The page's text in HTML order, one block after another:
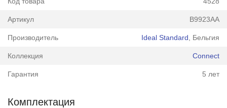
Артикул B9923AA
Производитель Ideal Standard , Бельгия
Коллекция Connect
Гарантия 5 лет
Комплектация